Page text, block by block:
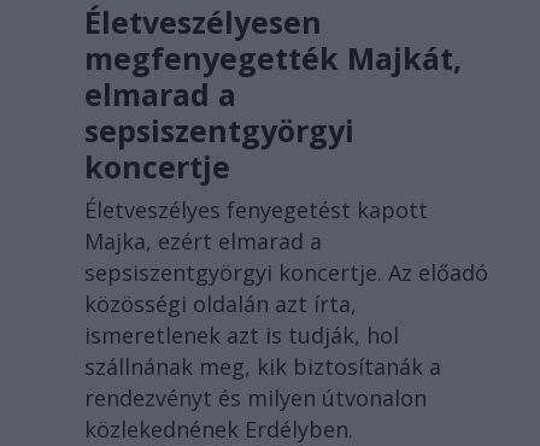
Életveszélyesen
megfenyegették Majkát,
elmarad a
sepsiszentgyörgyi
koncertje
Életveszélyes fenyegetést kapott
Majka, ezért elmarad a
sepsiszentgyörgyi koncertje. Az előadó
közösségi oldalán azt írta,
ismeretlenek azt is tudják, hol
szállnának meg, kik biztosítanák a
rendezvényt és milyen útvonalon
közlekednének Erdélyben.